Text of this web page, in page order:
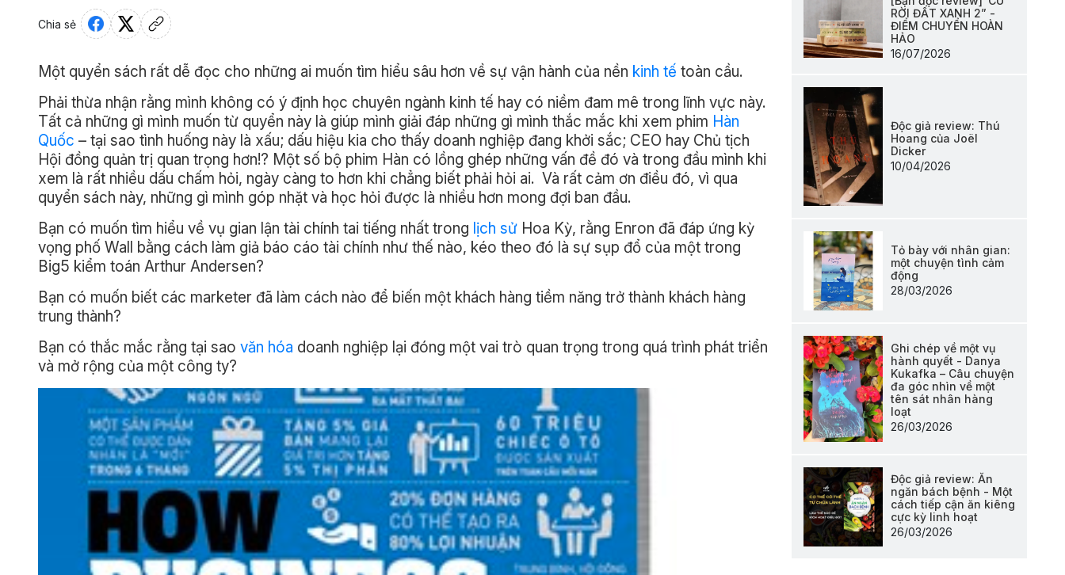
Chia sẻ
Một quyển sách rất dễ đọc cho những ai muốn tìm hiểu sâu hơn về sự vận hành của nền kinh tế toàn cầu.
Phải thừa nhận rằng mình không có ý định học chuyên ngành kinh tế hay có niềm đam mê trong lĩnh vực này.
Tất cả những gì mình muốn từ quyển này là giúp mình giải đáp những gì mình thắc mắc khi xem phim Hàn
Quốc – tại sao tình huống này là xấu; dấu hiệu kia cho thấy doanh nghiệp đang khởi sắc; CEO hay Chủ tịch
Hội đồng quản trị quan trọng hơn!? Một số bộ phim Hàn có lồng ghép những vấn đề đó và trong đầu mình khi
xem là rất nhiều dấu chấm hỏi, ngày càng to hơn khi chẳng biết phải hỏi ai. Và rất cảm ơn điều đó, vì qua
quyển sách này, những gì mình góp nhặt và học hỏi được là nhiều hơn mong đợi ban đầu.
Bạn có muốn tìm hiểu về vụ gian lận tài chính tai tiếng nhất trong lịch sử Hoa Kỳ, rằng Enron đã đáp ứng kỳ
vọng phố Wall bằng cách làm giả báo cáo tài chính như thế nào, kéo theo đó là sự sụp đổ của một trong
Big5 kiểm toán Arthur Andersen?
Bạn có muốn biết các marketer đã làm cách nào để biến một khách hàng tiềm năng trở thành khách hàng
trung thành?
Bạn có thắc mắc rằng tại sao văn hóa doanh nghiệp lại đóng một vai trò quan trọng trong quá trình phát triển
và mở rộng của một công ty?
RỜI ĐẤT XANH 2” -
ĐIỂM CHUYỂN HOÀN
HẢO
16/07/2026
Độc giả review: Thú
Hoang của Joël
Dicker
10/04/2026
Tỏ bày với nhân gian:
một chuyện tình cảm
động
28/03/2026
Ghi chép về một vụ
hành quyết - Danya
Kukafka – Câu chuyện
đa góc nhìn về một
tên sát nhân hàng
loạt
26/03/2026
Độc giả review: Ăn
ngăn bách bệnh - Một
cách tiếp cận ăn kiêng
cực kỳ linh hoạt
26/03/2026